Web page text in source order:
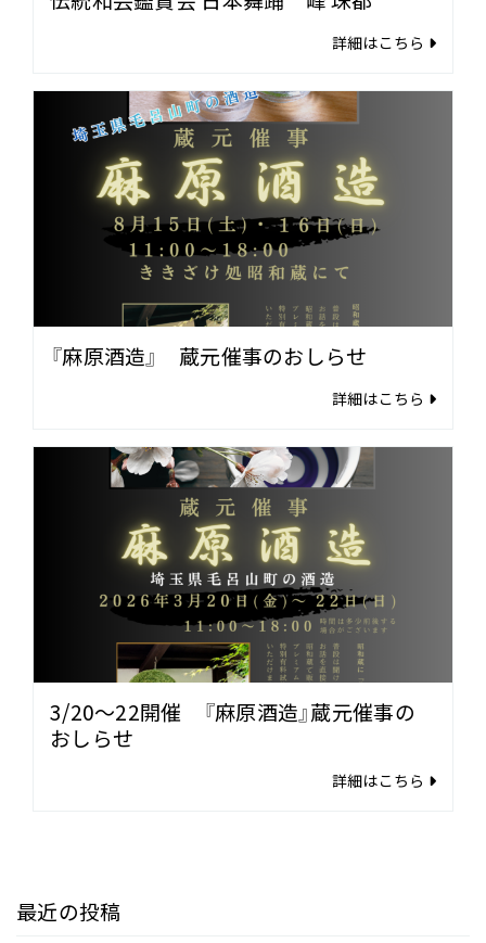
詳細はこちら
『麻原酒造』 蔵元催事のおしらせ
詳細はこちら
3/20～22開催 『麻原酒造』蔵元催事の
おしらせ
詳細はこちら
最近の投稿